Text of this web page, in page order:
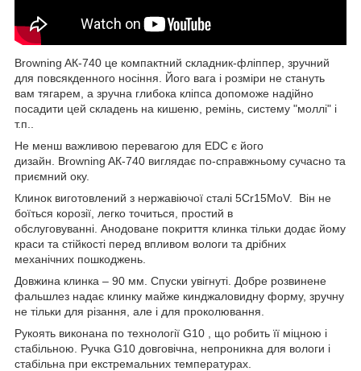
Browning AК-740 це компактний складник-фліппер, зручний
для повсякденного носіння. Його вага і розміри не стануть
вам тягарем, а зручна глибока кліпса допоможе надійно
посадити цей складень на кишеню, ремінь, систему "моллі" і
т.п..
Не менш важливою перевагою для EDC є його
дизайн. Browning AК-740 виглядає по-справжньому сучасно та
приємний оку.
Клинок виготовлений з нержавіючої сталі 5Cr15MoV. Він не
боїться корозії, легко точиться, простий в
обслуговуванні. Анодоване покриття клинка тільки додає йому
краси та стійкості перед впливом вологи та дрібних
механічних пошкоджень.
Довжина клинка – 90 мм. Спуски увігнуті. Добре розвинене
фальшлез надає клинку майже кинджаловидну форму, зручну
не тільки для різання, але і для проколювання.
Рукоять виконана по технології G10 , що робить її міцною і
стабільною. Ручка G10 довговічна, непроникна для вологи і
стабільна при екстремальних температурах.